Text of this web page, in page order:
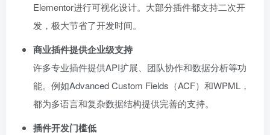
Elementor进行可视化设计。大部分插件都支持二次开
发，极大节省了开发时间。
商业插件提供企业级支持
许多专业插件提供API扩展、团队协作和数据分析等功
能。例如Advanced Custom Fields（ACF）和WPML，
都为多语言和复杂数据结构提供完善的支持。
插件开发门槛低